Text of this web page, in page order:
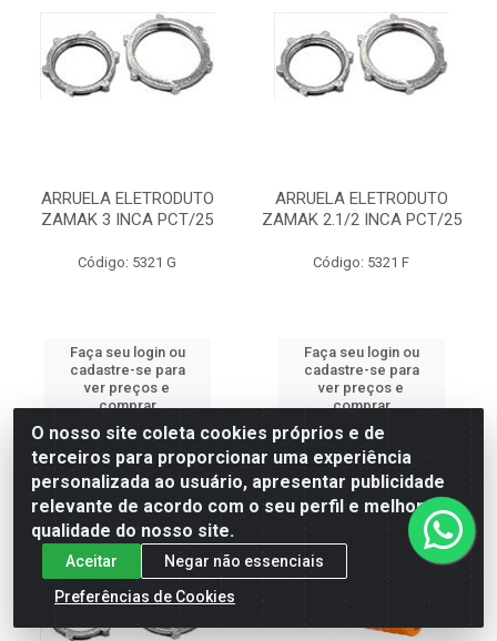
ARRUELA ELETRODUTO
ZAMAK 3 INCA PCT/25
Código: 5321 G
Faça seu login ou
cadastre-se para
ver preços e
comprar
ARRUELA ELETRODUTO
ZAMAK 2.1/2 INCA PCT/25
Código: 5321 F
Faça seu login ou
cadastre-se para
ver preços e
comprar
O nosso site coleta cookies próprios e de
terceiros para proporcionar uma experiência
personalizada ao usuário, apresentar publicidade
relevante de acordo com o seu perfil e melhorar a
qualidade do nosso site.
Aceitar
Negar não essenciais
Preferências de Cookies